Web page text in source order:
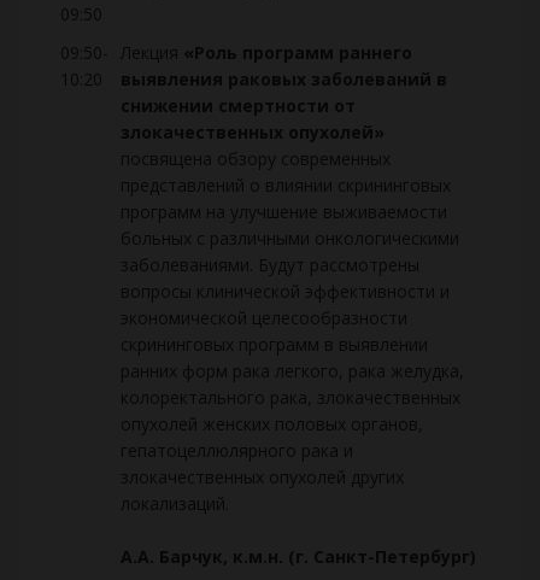
09:50
09:50-
10:20
Лекция «Роль программ раннего
выявления раковых заболеваний в
снижении смертности от
злокачественных опухолей»
посвящена обзору современных
представлений о влиянии скрининговых
программ на улучшение выживаемости
больных с различными онкологическими
заболеваниями. Будут рассмотрены
вопросы клинической эффективности и
экономической целесообразности
скрининговых программ в выявлении
ранних форм рака легкого, рака желудка,
колоректального рака, злокачественных
опухолей женских половых органов,
гепатоцеллюлярного рака и
злокачественных опухолей других
локализаций.
А.А. Барчук, к.м.н. (г. Санкт-Петербург)